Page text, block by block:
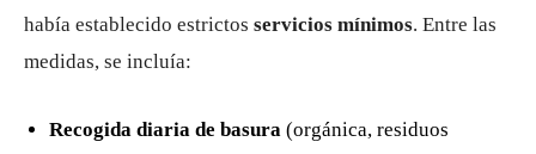
había establecido estrictos servicios mínimos. Entre las
medidas, se incluía:
Recogida diaria de basura (orgánica, residuos